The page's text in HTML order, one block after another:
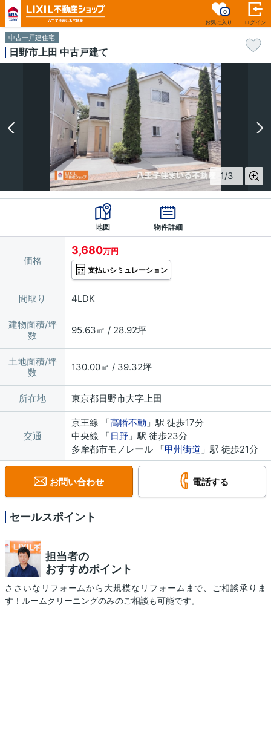
お気に入り
0
ログイン
中古一戸建住宅
日野市上田 中古戸建て
1/3
地図 物件詳細
価格
3,680万円
支払いシミュレーション
間取り 4LDK
建物面積/坪
数
95.63㎡ / 28.92坪
土地面積/坪
数
130.00㎡ / 39.32坪
所在地 東京都日野市大字上田
交通
京王線 「高幡不動 」駅 徒歩17分
中央線 「日野 」駅 徒歩23分
多摩都市モノレール 「甲州街道 」駅 徒歩21分
お問い合わせ 電話する
セールスポイント
担当者の
おすすめポイント
ささいなリフォームから大規模なリフォームまで、ご相談承りま
す！ルームクリーニングのみのご相談も可能です。